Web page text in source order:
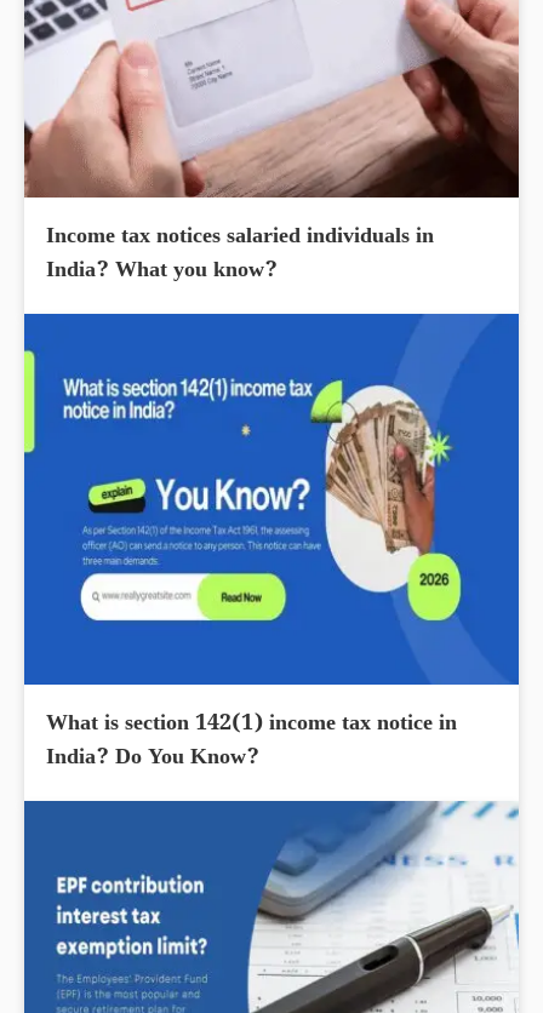
Income tax notices salaried individuals in
India? What you know?
What is section 142(1) income tax notice in
India? Do You Know?